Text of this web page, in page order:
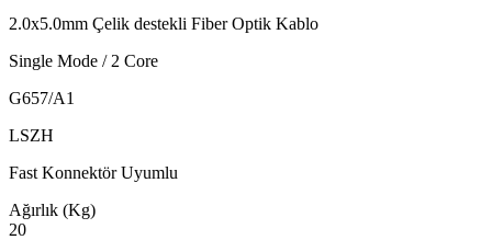
2.0x5.0mm Çelik destekli Fiber Optik Kablo
Single Mode / 2 Core
G657/A1
LSZH
Fast Konnektör Uyumlu
Ağırlık (Kg)
20